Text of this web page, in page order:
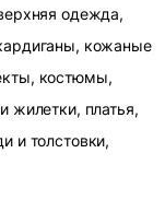
одежда,
кожаные
костюмы,
жилетки, платья,
и толстовки,